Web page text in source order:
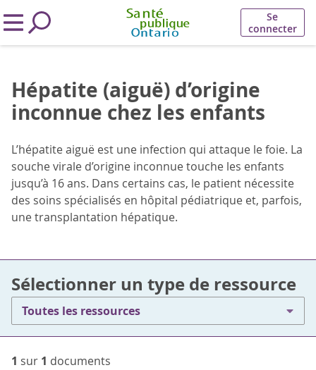
Se
connecter
Hépatite (aiguë) d’origine
inconnue chez les enfants
L’hépatite aiguë est une infection qui attaque le foie. La
souche virale d’origine inconnue touche les enfants
jusqu’à 16 ans. Dans certains cas, le patient nécessite
des soins spécialisés en hôpital pédiatrique et, parfois,
une transplantation hépatique.
Sélectionner un type de ressource
Toutes les ressources
1 sur 1 documents